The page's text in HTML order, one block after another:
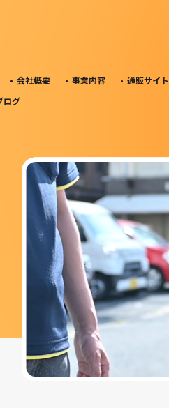
会社概要 事業内容 通販サイト
ログ